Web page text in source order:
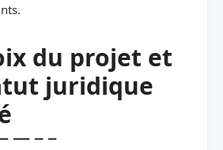
du projet et
juridique